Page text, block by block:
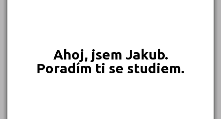
Ahoj, jsem Jakub.
Poradím ti se studiem.